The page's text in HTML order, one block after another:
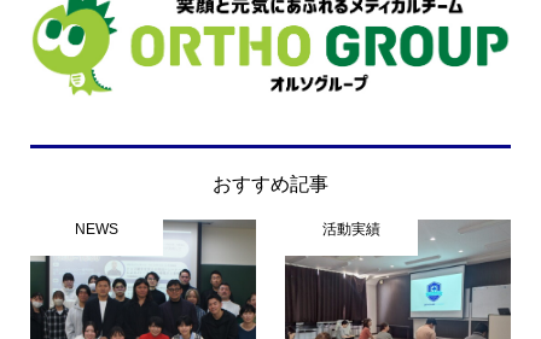
おすすめ記事
NEWS 活動実績